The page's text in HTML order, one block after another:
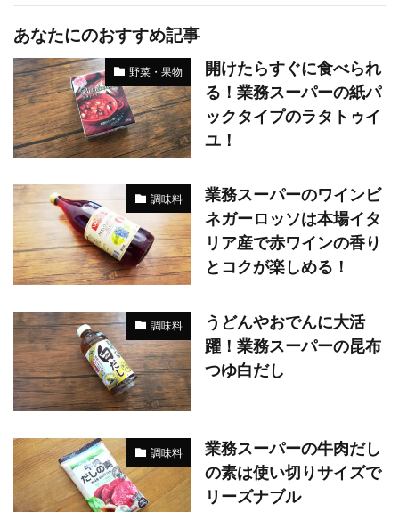
あなたにのおすすめ記事
野菜・果物
開けたらすぐに食べられ
る！業務スーパーの紙パ
ックタイプのラタトゥイ
ユ！
調味料
業務スーパーのワインビ
ネガーロッソは本場イタ
リア産で赤ワインの香り
とコクが楽しめる！
調味料
うどんやおでんに大活
躍！業務スーパーの昆布
つゆ白だし
調味料
業務スーパーの牛肉だし
の素は使い切りサイズで
リーズナブル